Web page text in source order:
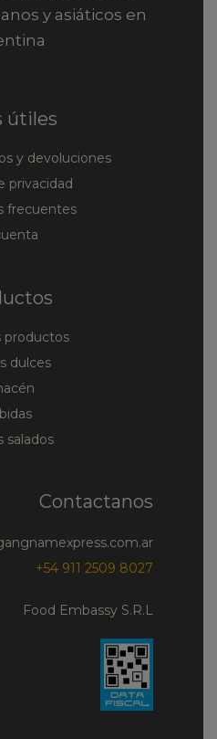
y asiáticos en
útiles
y devoluciones
privacidad
frecuentes
productos
dulces
salados
Contactanos
+54 911 2509 8027
Food Embassy S.R.L